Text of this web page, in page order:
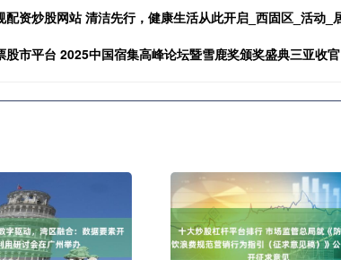
配资炒股网站 清洁先行，健康生活从此开启_西固区_活动_
股市平台 2025中国宿集高峰论坛暨雪鹿奖颁奖盛典三亚收